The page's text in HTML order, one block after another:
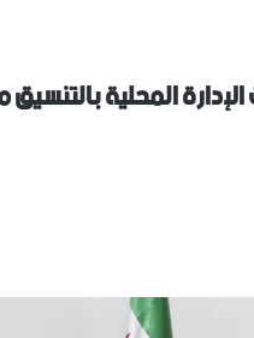
المحلية بالتنسيق